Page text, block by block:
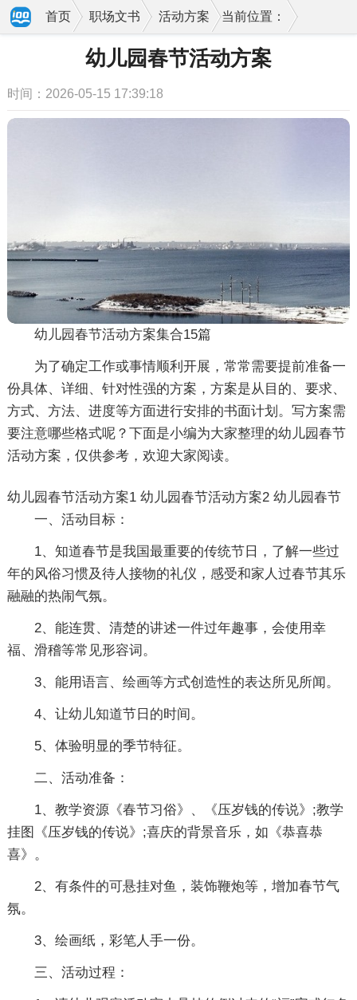
当前位置：
首页 职场文书 活动方案
幼儿园春节活动方案
时间：2026-05-15 17:39:18
幼儿园春节活动方案集合15篇
为了确定工作或事情顺利开展，常常需要提前准备一
份具体、详细、针对性强的方案，方案是从目的、要求、
方式、方法、进度等方面进行安排的书面计划。写方案需
要注意哪些格式呢？下面是小编为大家整理的幼儿园春节
活动方案，仅供参考，欢迎大家阅读。
幼儿园春节活动方案1
一、活动目标：
1、知道春节是我国最重要的传统节日，了解一些过
年的风俗习惯及待人接物的礼仪，感受和家人过春节其乐
融融的热闹气氛。
2、能连贯、清楚的讲述一件过年趣事，会使用幸
福、滑稽等常见形容词。
3、能用语言、绘画等方式创造性的表达所见所闻。
4、让幼儿知道节日的时间。
5、体验明显的季节特征。
二、活动准备：
1、教学资源《春节习俗》、《压岁钱的传说》;教学
挂图《压岁钱的传说》;喜庆的背景音乐，如《恭喜恭
喜》。
2、有条件的可悬挂对鱼，装饰鞭炮等，增加春节气
氛。
3、绘画纸，彩笔人手一份。
三、活动过程：
幼儿园春节活动方案2 幼儿园春节